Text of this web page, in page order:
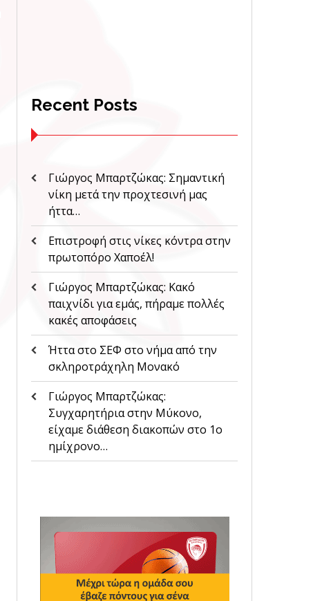
Recent Posts
Γιώργος Μπαρτζώκας: Σημαντική
νίκη μετά την προχτεσινή μας
ήττα…
Επιστροφή στις νίκες κόντρα στην
πρωτοπόρο Χαποέλ!
Γιώργος Μπαρτζώκας: Κακό
παιχνίδι για εμάς, πήραμε πολλές
κακές αποφάσεις
Ήττα στο ΣΕΦ στο νήμα από την
σκληροτράχηλη Μονακό
Γιώργος Μπαρτζώκας:
Συγχαρητήρια στην Μύκονο,
είχαμε διάθεση διακοπών στο 1ο
ημίχρονο…